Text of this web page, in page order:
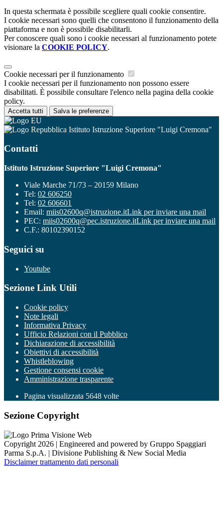
In questa schermata è possibile scegliere quali cookie consentire.
I cookie necessari sono quelli che consentono il funzionamento della
piattaforma e non è possibile disabilitarli.
Per conoscere quali sono i cookie necessari al funzionamento potete
visionare la COOKIE POLICY.
Cookie necessari per il funzionamento
I cookie necessari per il funzionamento non possono essere
disabilitati. È possibile consultare l'elenco nella pagina della cookie
policy.
Accetta tutti Salva le preferenze
Istituto Istruzione Superiore "Luigi Cremona"
Contatti
Istituto Istruzione Superiore "Luigi Cremona"
Viale Marche 71/73 – 20159 Milano
Tel: 02 606250
Tel: 02 606601
Email: miis02600q@istruzione.itLink per inviare una mail
PEC: miis02600q@pec.istruzione.itLink per inviare una mail
C.F.: 80102390152
Seguici su
Youtube
Sezione Link Utili
Cookie policy
Note legali
Informativa Privacy
Ufficio Relazioni con il Pubblico
Dichiarazione di accessibilità
Obiettivi di accessibilità
Whistleblowing
Gestione consensi cookie
Amministrazione trasparente
Pagina visualizzata 5648 volte
Sezione Copyright
Copyright 2026 | Engineered and powered by Gruppo Spaggiari
Parma S.p.A. | Divisione Publishing & New Social Media
Disclaimer trattamento dati personali